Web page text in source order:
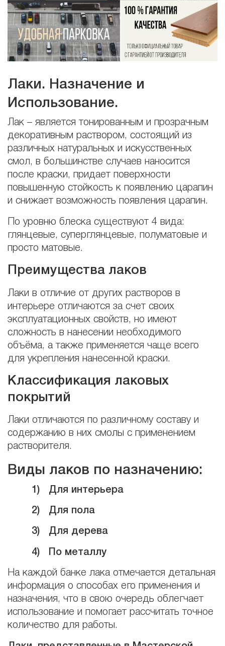
Лаки. Назначение и
Использование.
Лак – является тонированным и прозрачным
декоративным раствором, состоящий из
различных натуральных и искусственных
смол, в большинстве случаев наносится
после краски, придает поверхности
повышенную стойкость к появлению царапин
и снижает возможность появления царапин.
По уровню блеска существуют 4 вида:
глянцевые, суперглянцевые, полуматовые и
просто матовые.
Преимущества лаков
Лаки в отличие от других растворов в
интерьере отличаются за счет своих
эксплуатационных свойств, но имеют
сложность в нанесении необходимого
объёма, а также применяется чаще всего
для укрепления нанесенной краски.
Классификация лаковых
покрытий
Лаки отличаются по различному составу и
содержанию в них смолы с применением
растворителя.
Виды лаков по назначению:
1) Для интерьера
2) Для пола
3) Для дерева
4) По металлу
На каждой банке лака отмечается детальная
информация о способах его применения и
назначения, что в свою очередь облегчает
использование и помогает рассчитать точное
количество для работы.